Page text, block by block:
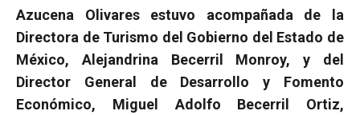
Azucena Olivares estuvo acompañada de la
Directora de Turismo del Gobierno del Estado de
México, Alejandrina Becerril Monroy, y del
Director General de Desarrollo y Fomento
Económico, Miguel Adolfo Becerril Ortiz,